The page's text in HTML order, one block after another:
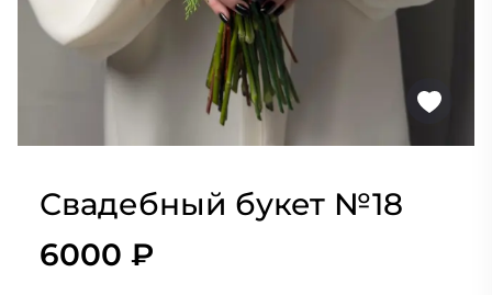
Свадебный букет №18
6000 ₽